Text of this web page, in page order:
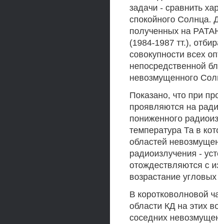
задачи - сравнить
спокойного Солнца.
полученных на
(1984-1987 тт.),
совокупности всех
непосредственной
невозмущенного
Показано, что при
проявляются на
пониженного
температура Та в
областей
радиоизлучения -
отождествляются с
возрастание
В коротковолновой
области КД на этих
соседних